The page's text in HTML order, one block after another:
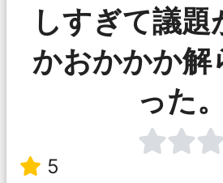
しすぎて議題
かおかかか解
った。
5